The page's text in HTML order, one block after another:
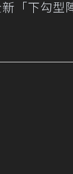
「下勾型